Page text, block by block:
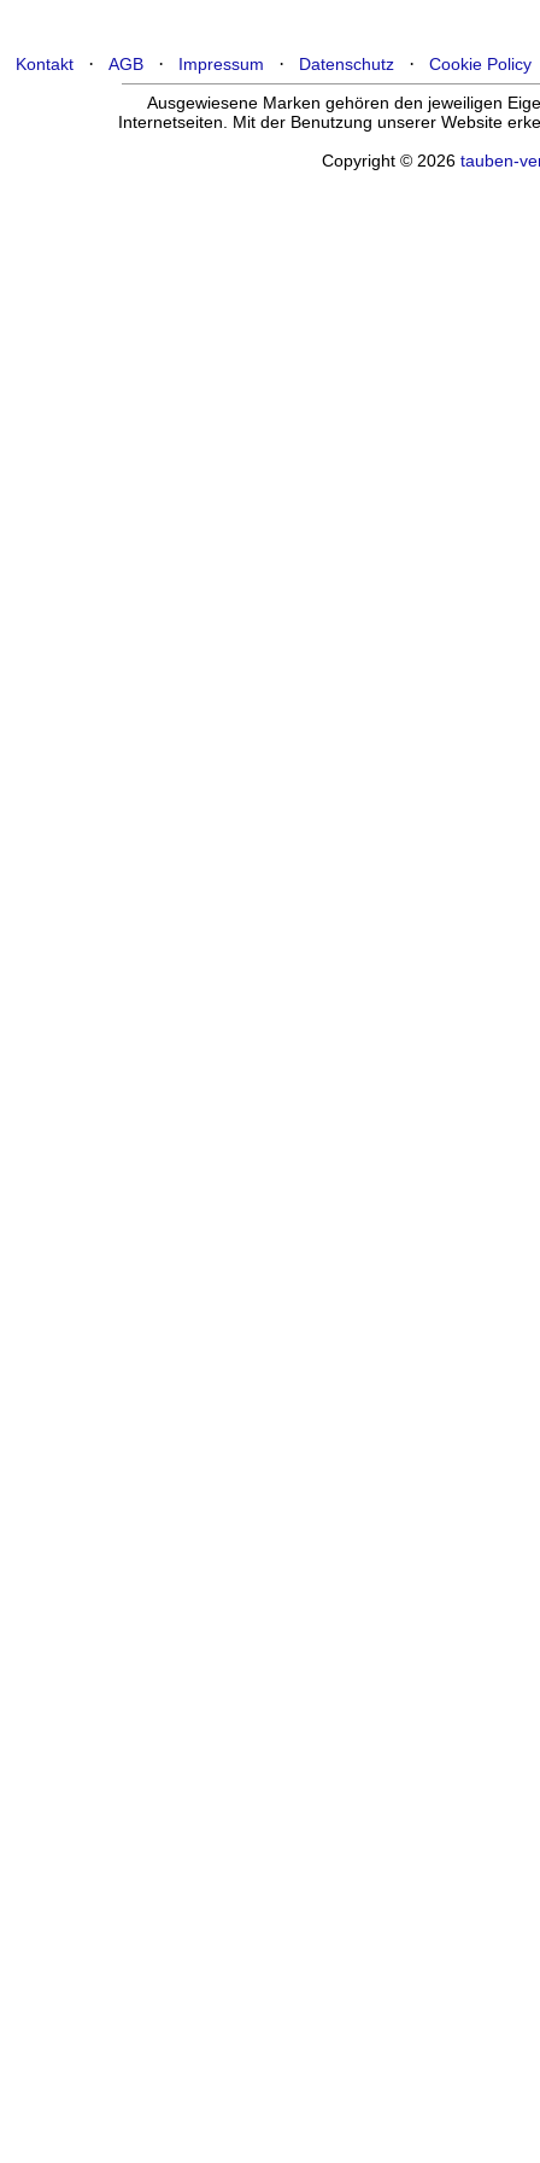
Kontakt· AGB· Impressum · Datenschutz· Cookie Policy
Ausgewiesene Marken gehören den jeweiligen
Internetseiten. Mit der Benutzung unserer Website
Copyright © 2026 tauben-